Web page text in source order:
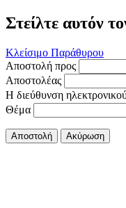
Στείλτε αυτόν
Κλείσιμο Παράθυρου
Αποστολή προς
Αποστολέας
Η διεύθυνση
Θέμα
Αποστολή Ακύρωση